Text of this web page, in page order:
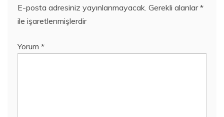
E-posta adresiniz yayınlanmayacak. Gerekli alanlar*
ile işaretlenmişlerdir
Yorum *